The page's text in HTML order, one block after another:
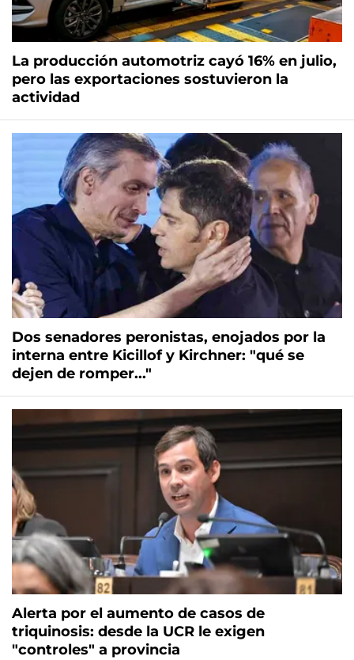
La producción automotriz cayó 16% en julio,
pero las exportaciones sostuvieron la
actividad
Dos senadores peronistas, enojados por la
interna entre Kicillof y Kirchner: "qué se
dejen de romper..."
Alerta por el aumento de casos de
triquinosis: desde la UCR le exigen
"controles" a provincia